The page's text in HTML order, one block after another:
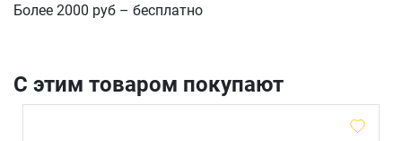
Более 2000 руб – бесплатно
С этим товаром покупают